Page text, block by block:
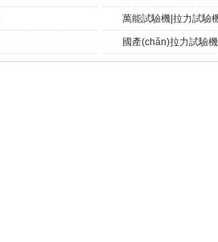
萬能試驗機|拉力試驗
國產(chǎn)拉力試驗機